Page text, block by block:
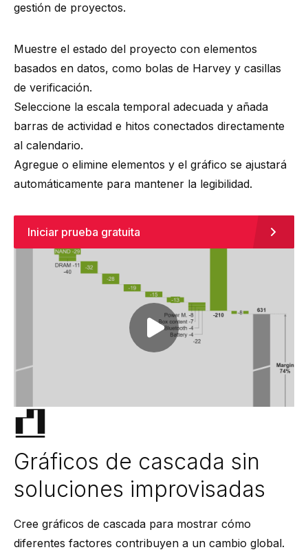
gestión de proyectos.
Muestre el estado del proyecto con elementos
basados en datos, como bolas de Harvey y casillas
de verificación.
Seleccione la escala temporal adecuada y añada
barras de actividad e hitos conectados directamente
al calendario.
Agregue o elimine elementos y el gráfico se ajustará
automáticamente para mantener la legibilidad.
Iniciar prueba gratuita
Gráficos de cascada sin
soluciones improvisadas
Cree gráficos de cascada para mostrar cómo
diferentes factores contribuyen a un cambio global.
Play video